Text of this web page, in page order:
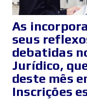
As
seus
debatidas
Jurídico,
deste mês
Inscrições